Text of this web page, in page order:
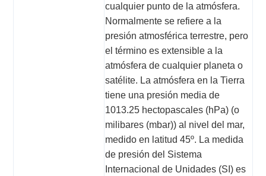
cualquier punto de la atmósfera.
Normalmente se refiere a la
presión atmosférica terrestre, pero
el término es extensible a la
atmósfera de cualquier planeta o
satélite. La atmósfera en la Tierra
tiene una presión media de
1013.25 hectopascales (hPa) (o
milibares (mbar)) al nivel del mar,
medido en latitud 45º. La medida
de presión del Sistema
Internacional de Unidades (SI) es